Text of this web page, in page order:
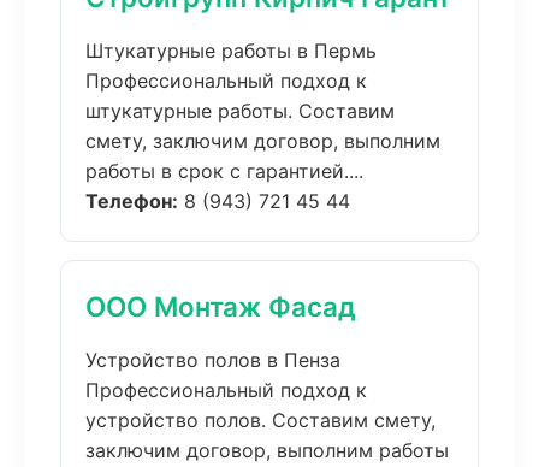
Штукатурные работы в Пермь
Профессиональный подход к
штукатурные работы. Составим
смету, заключим договор, выполним
работы в срок с гарантией....
Телефон: 8 (943) 721 45 44
ООО Монтаж Фасад
Устройство полов в Пенза
Профессиональный подход к
устройство полов. Составим смету,
заключим договор, выполним работы